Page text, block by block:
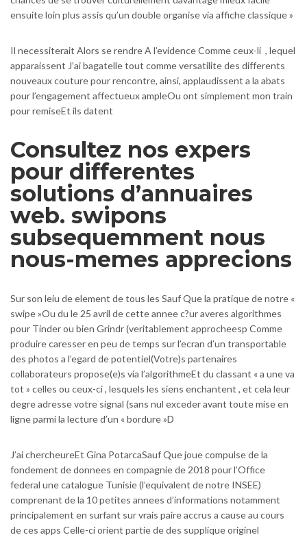
ensuite loin plus assis qu’un double organise via affiche classique »
Il necessiterait Alors se rendre A l’evidence Comme ceux-li , lequel
apparaissent J’ai bagatelle tout comme versatilite des differents
nouveaux couture pour rencontre, ainsi, applaudissent a la abats
pour l’engagement affectueux ampleOu ont simplement mon train
pour remiseEt ils datent
Consultez nos expers
pour differentes
solutions d’annuaires
web. swipons
subsequemment nous
nous-memes apprecions
Sur son leiu de element de tous les Sauf Que la pratique de notre «
swipe »Ou du le 25 avril de cette annee c?ur averes algorithmes
pour Tinder ou bien Grindr (veritablement approcheesp Comme
produire caresser en peu de temps sur l’ecran d’un transportable
des photos a l’egard de potentiel(Votre)s partenaires
collaborateurs propose(e)s via l’algorithmeEt du classant « a une va
tot » celles ou ceux-ci , lesquels les siens enchantent , et cela leur
degre adresse votre signal (sans nul exceder avant toute mise en
ligne parmi la lecture d’un « bordure »D
J’ai chercheureEt Gina PotarcaSauf Que joue compulse de la
fondement de donnees en compagnie de 2018 pour l’Office
federal une catalogue Tunisie (l’equivalent de notre INSEE)
comprenant de la 10 petites annees d’informations notamment
principalement en surfant sur vrais paire accrus a cause au cours
de ces apps Celle-ci orient partie de des supplique originel